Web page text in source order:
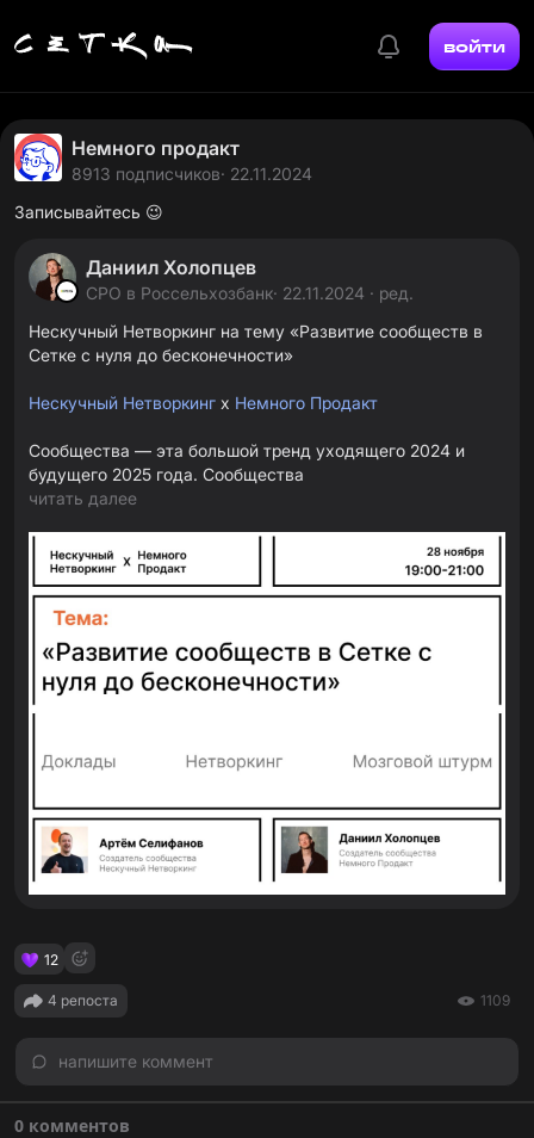
войти
Немного продакт
8913 подписчиков· 22.11.2024
Записывайтесь 😉
Даниил Холопцев
CPO в Россельхозбанк· 22.11.2024 · ред.
Нескучный Нетворкинг на тему «Развитие сообществ в
Сетке с нуля до бесконечности»
Нескучный Нетворкинг х Немного Продакт
Сообщества — эта большой тренд уходящего 2024 и
будущего 2025 года. Сообщества
читать далее
12
4 репоста 1109
напишите коммент
0 комментов